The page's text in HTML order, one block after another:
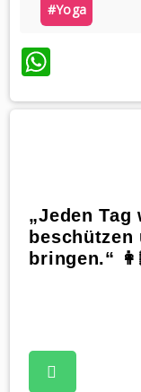
#yoga
„Jeden
bringen.“